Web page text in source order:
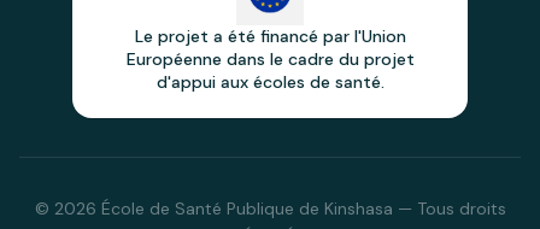
Le projet a été financé par l'Union
Européenne dans le cadre du projet
d'appui aux écoles de santé.
© 2026 École de Santé Publique de Kinshasa — Tous droits